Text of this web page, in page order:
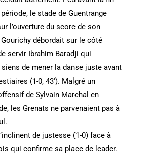
le stade de Guentrange
l’ouverture du score de son
débordait sur le côté
servir Ibrahim Baradji qui
de mener la danse juste avant
(1-0, 43′). Malgré un
de Sylvain Marchal en
les Grenats ne parvenaient pas à
de justesse (1-0) face à
qui confirme sa place de leader.